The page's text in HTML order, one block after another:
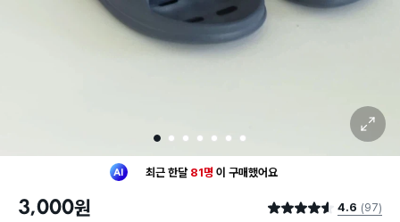
1 2 3 4 5 6 7
확대 보기
최근 한달 81명 이 구매했어요
구매했어요
3,000원 별점 4.6점 4.6 (97)